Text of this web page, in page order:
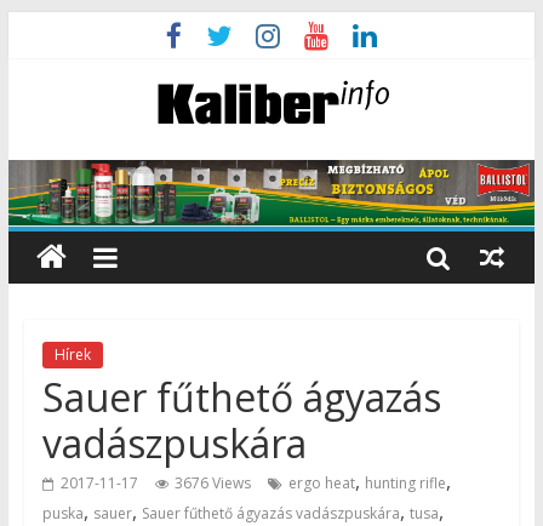
Hírek
Sauer fűthető ágyazás
vadászpuskára
2017-11-17 3676 Views ergo heat, hunting rifle,
puska, sauer, Sauer fűthető ágyazás vadászpuskára, tusa,